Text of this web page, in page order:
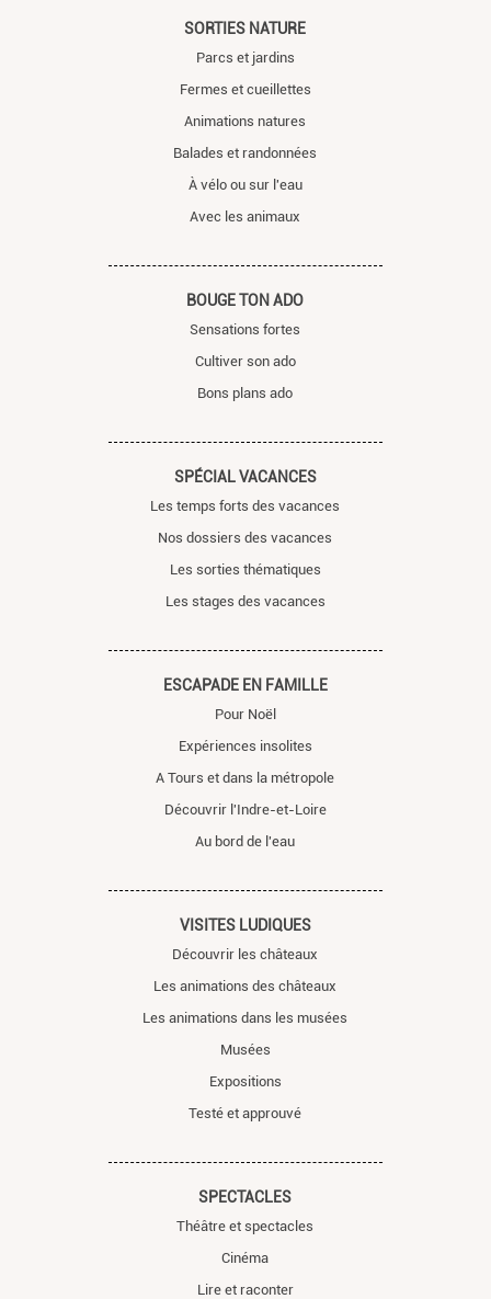
SORTIES NATURE
Parcs et jardins
Fermes et cueillettes
Animations natures
Balades et randonnées
À vélo ou sur l'eau
Avec les animaux
BOUGE TON ADO
Sensations fortes
Cultiver son ado
Bons plans ado
SPÉCIAL VACANCES
Les temps forts des vacances
Nos dossiers des vacances
Les sorties thématiques
Les stages des vacances
ESCAPADE EN FAMILLE
Pour Noël
Expériences insolites
A Tours et dans la métropole
Découvrir l'Indre-et-Loire
Au bord de l'eau
VISITES LUDIQUES
Découvrir les châteaux
Les animations des châteaux
Les animations dans les musées
Musées
Expositions
Testé et approuvé
SPECTACLES
Théâtre et spectacles
Cinéma
Lire et raconter